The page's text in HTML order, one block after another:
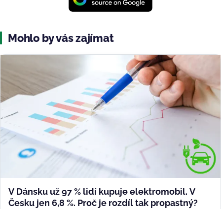
Mohlo by vás zajímat
V Dánsku už 97 % lidí kupuje elektromobil. V
Česku jen 6,8 %. Proč je rozdíl tak propastný?